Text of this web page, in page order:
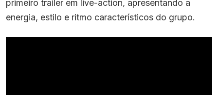
primeiro trailer em live-action, apresentando a
energia, estilo e ritmo característicos do grupo.